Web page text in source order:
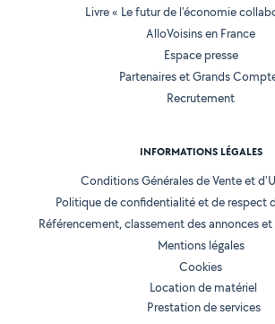
Livre « Le futur de l'économie
AlloVoisins en France
Espace presse
Partenaires et Grands
Recrutement
INFORMATIONS LÉGALES
Conditions Générales de Vente et
Politique de confidentialité et de respect
Référencement, classement des annonces
Mentions légales
Cookies
Location de matériel
Prestation de services